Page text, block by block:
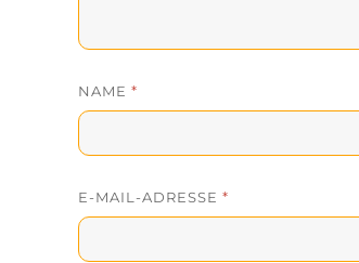
NAME *
E-MAIL-ADRESSE *